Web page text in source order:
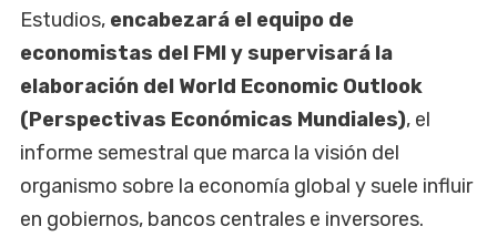
Estudios, encabezará el equipo de
economistas del FMI y supervisará la
elaboración del World Economic Outlook
(Perspectivas Económicas Mundiales), el
informe semestral que marca la visión del
organismo sobre la economía global y suele influir
en gobiernos, bancos centrales e inversores.